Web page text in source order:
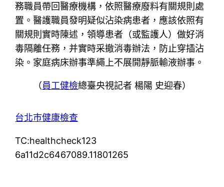
務職員帶回醫療機構，依照醫療廢料有關規則處
置。醫護職員發明疑似沾染病患者，應該依照有
關規則實時陳述，領導患者（或監護人）做好消
毒隔離任務，并實時采撤消毒辦法，防止穿插沾
染。家庭病床辦事準繩上不展開靜脈輸液辦事。
（員工健檢總臺央視記者 楊陽 史迎春）
台北巿健康檢查
TC:healthcheck123
6a11d2c6467089.11801265